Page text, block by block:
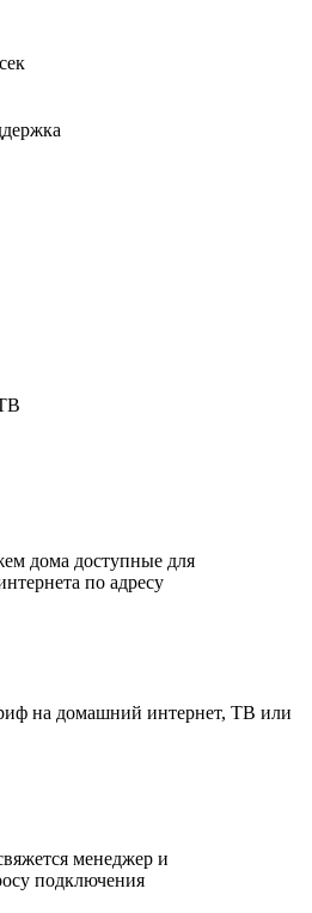
дома доступные для
по адресу
на домашний интернет, ТВ или
менеджер и
подключения